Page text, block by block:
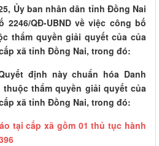
Ủy ban nhân dân tỉnh Đồng Nai
2246/QĐ-UBND về việc công bố
thẩm quyền giải quyết của của
xã tỉnh Đồng Nai, trong đó:
định này chuẩn hóa Danh
thẩm quyền giải quyết của
xã tỉnh Đồng Nai, trong đó:
tại cấp xã gồm 01 thủ tục hành